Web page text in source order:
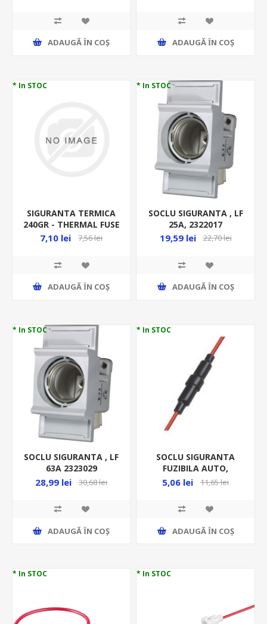
ADAUGĂ ȊN COŞ ADAUGĂ ȊN COŞ
* In STOC
SIGURANTA TERMICA
240GR - THERMAL FUSE
- TZ D-240 8342
7,10 lei 7,56 lei
ADAUGĂ ȊN COŞ
* In STOC
SOCLU SIGURANTA , LF
25A, 2322017
19,59 lei 22,70 lei
ADAUGĂ ȊN COŞ
* In STOC
SOCLU SIGURANTA , LF
63A 2323029
28,99 lei 30,68 lei
ADAUGĂ ȊN COŞ
* In STOC
SOCLU SIGURANTA
FUZIBILA AUTO,
5*20MM, CU SURUB, PE
5,06 lei 11,65 lei
ADAUGĂ ȊN COŞ
* In STOC * In STOC